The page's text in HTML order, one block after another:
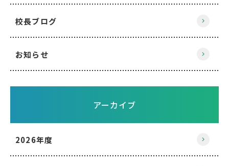
校長ブログ
お知らせ
アーカイブ
2026年度